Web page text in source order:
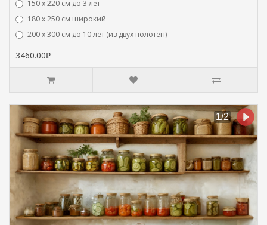
150 х 220 см до 3 лет
180 х 250 см широкий
200 х 300 см до 10 лет (из двух полотен)
3460.00₽